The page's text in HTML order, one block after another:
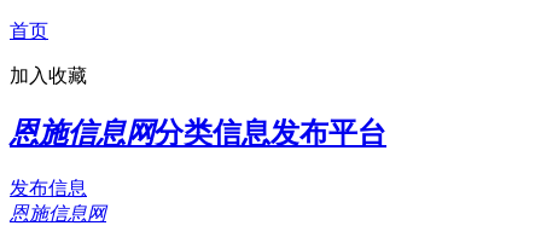
首页
加入收藏
恩施信息网分类信息发布平台
发布信息
恩施信息网